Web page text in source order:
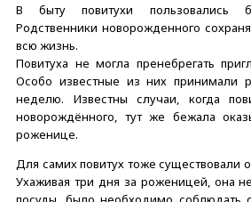
В быту повитухи пользовались
Родственники новорожденного
всю жизнь.
Повитуха не могла пренебрегать
Особо известные из них принимали
неделю. Известны случаи, когда
новорождённого, тут же бежала
роженице.
Для самих повитух тоже существовали
Ухаживая три дня за роженицей, она